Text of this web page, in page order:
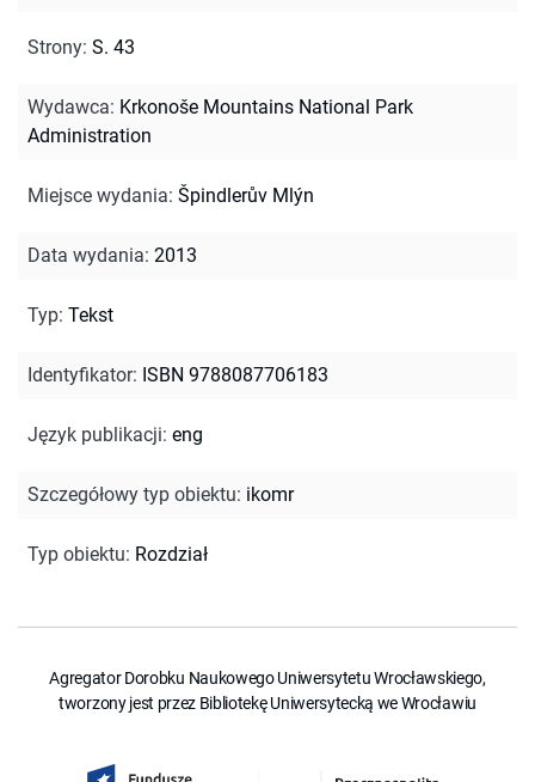
Strony: S. 43
Wydawca: Krkonoše Mountains National Park
Administration
Miejsce wydania: Špindlerův Mlýn
Data wydania: 2013
Typ: Tekst
Identyfikator: ISBN 9788087706183
Język publikacji: eng
Szczegółowy typ obiektu: ikomr
Typ obiektu: Rozdział
Agregator Dorobku Naukowego Uniwersytetu Wrocławskiego,
tworzony jest przez Bibliotekę Uniwersytecką we Wrocławiu